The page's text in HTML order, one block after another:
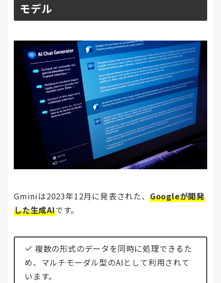
モデル
Gminiは2023年12月に発表された、 Googleが開発
した生成AIです。
複数の形式のデータを同時に処理できるた
め、マルチモーダル型のAIとして利用されて
います。